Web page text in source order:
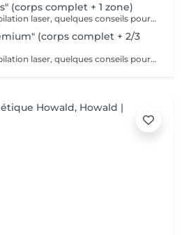
(corps complet + 1 zone)
Avant votre séance d'épilation laser, quelques conseils pour un meilleur confort et un résultat optimal : 1. Rasez la zone à traiter : de préférence la veille avec un rasoir. 2. Venez avec une peau propre et sèche : sans maquillage, crème, parfum, huile ou déodorant. 3. Protégez votre peau : évitez le soleil, l'autobronzant ainsi que les gommages durant les 3 jours précédant la séance.
(corps complet + 2/3
Avant votre séance d'épilation laser, quelques conseils pour un meilleur confort et un résultat optimal : 1. Rasez la zone à traiter : de préférence la veille avec un rasoir. 2. Venez avec une peau propre et sèche : sans maquillage, crème, parfum, huile ou déodorant. 3. Protégez votre peau : évitez le soleil, l'autobronzant ainsi que les gommages durant les 3 jours précédant la séance.